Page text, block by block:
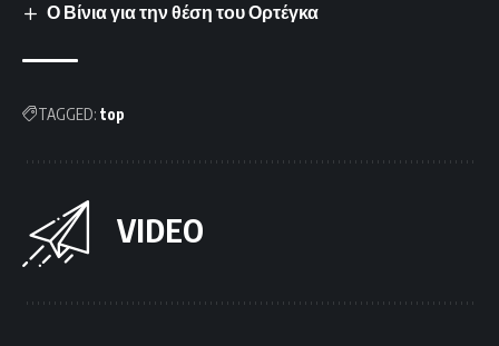
Ο Βίνια για την θέση του Ορτέγκα
TAGGED: top
VIDEO